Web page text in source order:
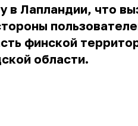
в Лапландии, что
финской
области.